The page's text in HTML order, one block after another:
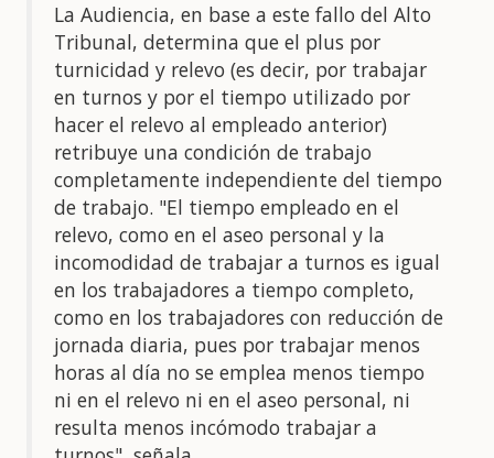
La Audiencia, en base a este fallo del Alto
Tribunal, determina que el plus por
turnicidad y relevo (es decir, por trabajar
en turnos y por el tiempo utilizado por
hacer el relevo al empleado anterior)
retribuye una condición de trabajo
completamente independiente del tiempo
de trabajo. "El tiempo empleado en el
relevo, como en el aseo personal y la
incomodidad de trabajar a turnos es igual
en los trabajadores a tiempo completo,
como en los trabajadores con reducción de
jornada diaria, pues por trabajar menos
horas al día no se emplea menos tiempo
ni en el relevo ni en el aseo personal, ni
resulta menos incómodo trabajar a